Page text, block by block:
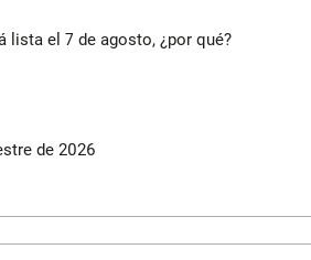
lista el 7 de agosto, ¿por qué?
de 2026